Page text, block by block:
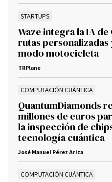
STARTUPS
Waze integra la IA
rutas personalizadas
modo motocicleta
TRPlane
COMPUTACIÓN CUÁNTICA
QuantumDiamonds
millones de euros
la inspección de
tecnología cuántica
José Manuel Pérez Ariza
COMPUTACIÓN CUÁNTICA